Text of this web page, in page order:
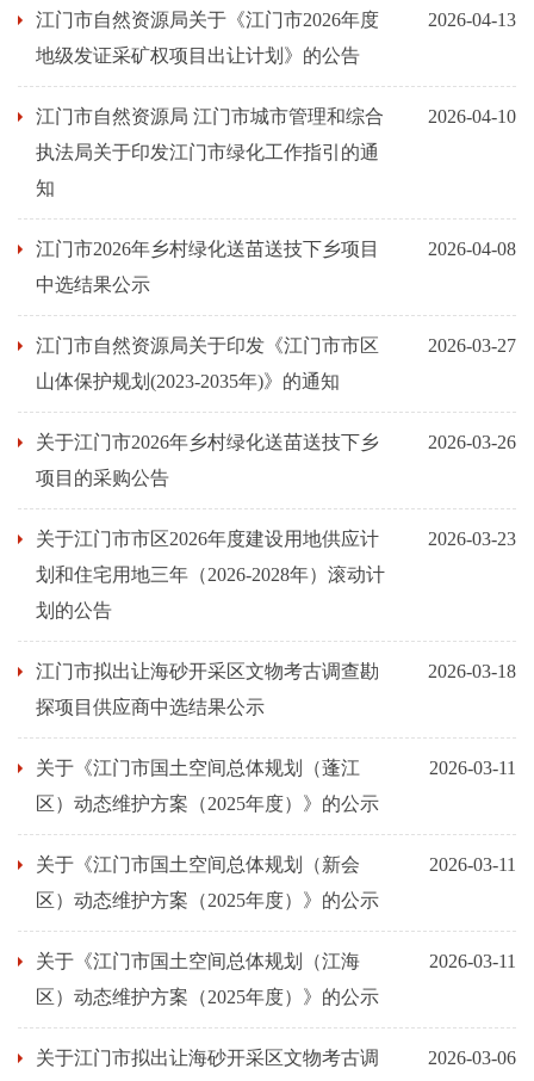
江门市自然资源局关于《江门市2026年度
地级发证采矿权项目出让计划》的公告
2026-04-13
江门市自然资源局 江门市城市管理和综合
执法局关于印发江门市绿化工作指引的通
知
2026-04-10
江门市2026年乡村绿化送苗送技下乡项目
中选结果公示
2026-04-08
江门市自然资源局关于印发《江门市市区
山体保护规划(2023-2035年)》的通知
2026-03-27
关于江门市2026年乡村绿化送苗送技下乡
项目的采购公告
2026-03-26
关于江门市市区2026年度建设用地供应计
划和住宅用地三年（2026-2028年）滚动计
划的公告
2026-03-23
江门市拟出让海砂开采区文物考古调查勘
探项目供应商中选结果公示
2026-03-18
关于《江门市国土空间总体规划（蓬江
区）动态维护方案（2025年度）》的公示
2026-03-11
关于《江门市国土空间总体规划（新会
区）动态维护方案（2025年度）》的公示
2026-03-11
关于《江门市国土空间总体规划（江海
区）动态维护方案（2025年度）》的公示
2026-03-11
关于江门市拟出让海砂开采区文物考古调
2026-03-06